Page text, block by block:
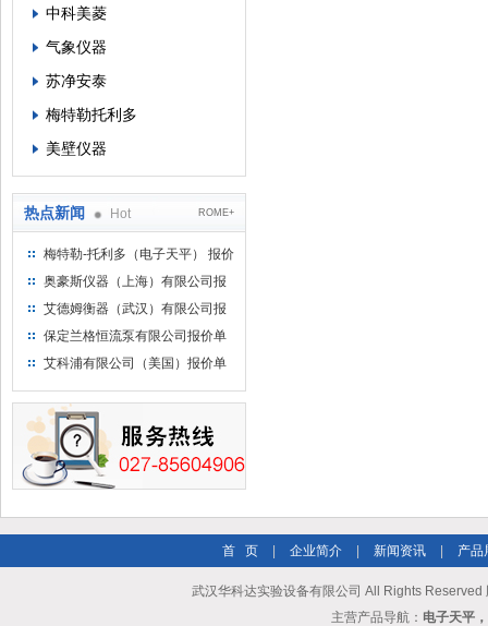
中科美菱
气象仪器
苏净安泰
梅特勒托利多
美壁仪器
热点新闻 Hot ROME+
梅特勒-托利多（电子天平） 报价
单
奥豪斯仪器（上海）有限公司报
价单
艾德姆衡器（武汉）有限公司报
价单
保定兰格恒流泵有限公司报价单
艾科浦有限公司（美国）报价单
首 页 企业简介 新闻资讯 产品
武汉华科达实验设备有限公司 All Rights Reserved
主营产品导航： 电子天平